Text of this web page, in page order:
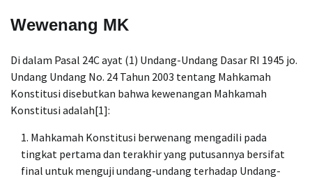
Wewenang MK
Di dalam Pasal 24C ayat (1) Undang-Undang Dasar RI 1945 jo.
Undang Undang No. 24 Tahun 2003 tentang Mahkamah
Konstitusi disebutkan bahwa kewenangan Mahkamah
Konstitusi adalah[1]:
Mahkamah Konstitusi berwenang mengadili pada
tingkat pertama dan terakhir yang putusannya bersifat
final untuk menguji undang-undang terhadap Undang-